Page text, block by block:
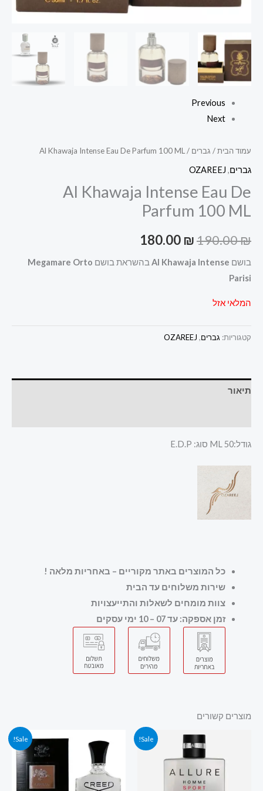
Previous
Next
עמוד הבית/ גברים / Al Khawaja Intense Eau De Parfum 100 ML
גברים,
OZAREEJ
Al Khawaja Intense Eau De
Parfum 100 ML
190.00₪
180.00 ₪
בושם Al Khawaja Intense בהשראת בושם Megamare Orto
Parisi
המלאי אזל
קטגוריות: גברים,
OZAREEJ
תיאור
גודל:50 ML סוג: E.D.P
כל המוצרים באתר מקוריים – באחריות מלאה !
שירות משלוחים עד הבית
צוות מומחים לשאלות והתייעצויות
זמן אספקה: עד 07 – 10 ימי עסקים
מוצרים קשורים
Sale!
המחיר
המקורי
המחיר
הנוכחי
600.00 ₪.
Sale!
המקורי
1,250.00 ₪.
המחיר
הנוכחי
הוא:
1,119.00 ₪.